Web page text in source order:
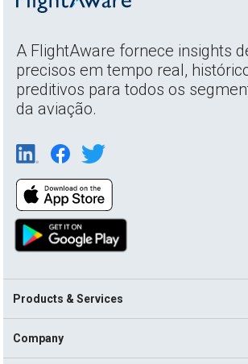
A FlightAware fornece insights
precisos em tempo real,
preditivos para todos os
da aviação.
Products & Services
Company